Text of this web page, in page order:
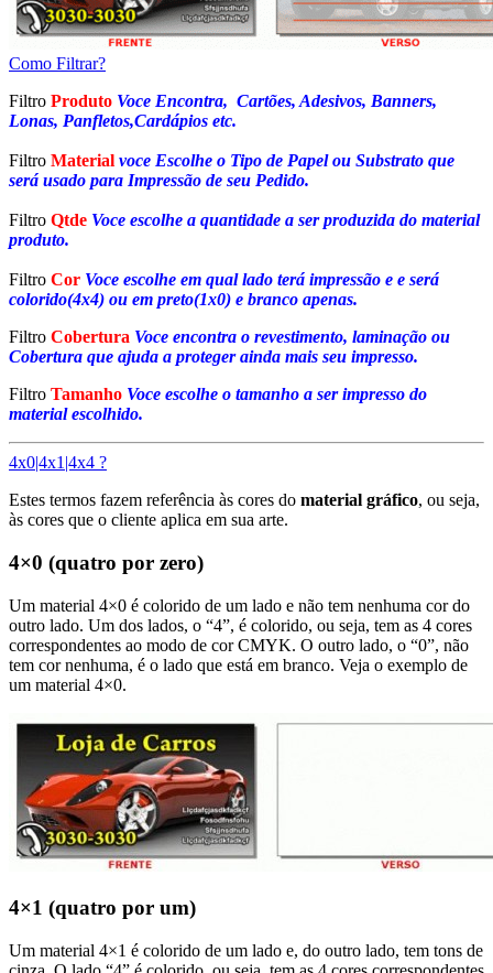
Como Filtrar?
Filtro Produto Voce Encontra, Cartões, Adesivos, Banners,
Lonas, Panfletos,Cardápios etc.
Filtro Material voce Escolhe o Tipo de Papel ou Substrato que
será usado para Impressão de seu Pedido.
Filtro Qtde Voce escolhe a quantidade a ser produzida do material
produto.
Filtro Cor Voce escolhe em qual lado terá impressão e e será
colorido(4x4) ou em preto(1x0) e branco apenas.
Filtro Cobertura Voce encontra o revestimento, laminação ou
Cobertura que ajuda a proteger ainda mais seu impresso.
Filtro Tamanho Voce escolhe o tamanho a ser impresso do
material escolhido.
4x0|4x1|4x4 ?
Estes termos fazem referência às cores do material gráfico, ou seja,
às cores que o cliente aplica em sua arte.
4×0 (quatro por zero)
Um material 4×0 é colorido de um lado e não tem nenhuma cor do
outro lado. Um dos lados, o “4”, é colorido, ou seja, tem as 4 cores
correspondentes ao modo de cor CMYK. O outro lado, o “0”, não
tem cor nenhuma, é o lado que está em branco. Veja o exemplo de
um material 4×0.
4×1 (quatro por um)
Um material 4×1 é colorido de um lado e, do outro lado, tem tons de